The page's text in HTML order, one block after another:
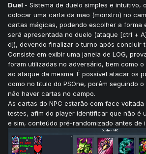
Duel - Sistema de duelo simples e intuitivo,
colocar uma carta da mão (monstro) no
cartas mágicas, podendo escolher a forma
será apresentada no duelo (ataque [ctrl +
d]), devendo finalizar o turno após concluir
Consiste em exibir uma janela de LOG,
foram utilizadas no adversário, bem como
ao ataque da mesma. É possível atacar os
como no titulo do PSOne, porém seguindo
não haver cartas no campo.
As cartas do NPC estarão com face
testes, afim do player identificar que não é
e sim, conteúdo pré-randomizado antes de